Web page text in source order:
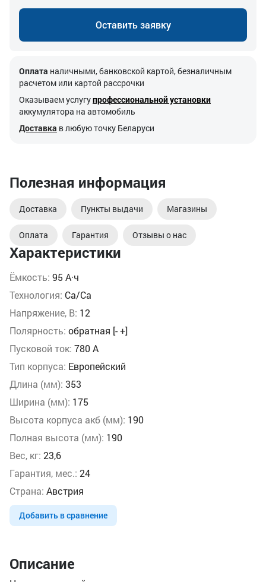
Характеристики
Ёмкость: 95 А·ч
Технология: Ca/Ca
Напряжение, В: 12
Полярность: обратная [- +]
Пусковой ток: 780 А
Тип корпуса: Европейский
Длина (мм): 353
Ширина (мм): 175
Высота корпуса акб (мм): 190
Полная высота (мм): 190
Вес, кг: 23,6
Гарантия, мес.: 24
Страна: Австрия
Добавить в сравнение
Оставить заявку
Оплата наличными, банковской картой, безналичным
расчетом или картой рассрочки
Оказываем услугупрофессиональной установки
аккумулятора на автомобиль
Доставка в любую точку Беларуси
Полезная информация
Доставка Пункты выдачи Магазины
Оплата Гарантия Отзывы о нас
Описание